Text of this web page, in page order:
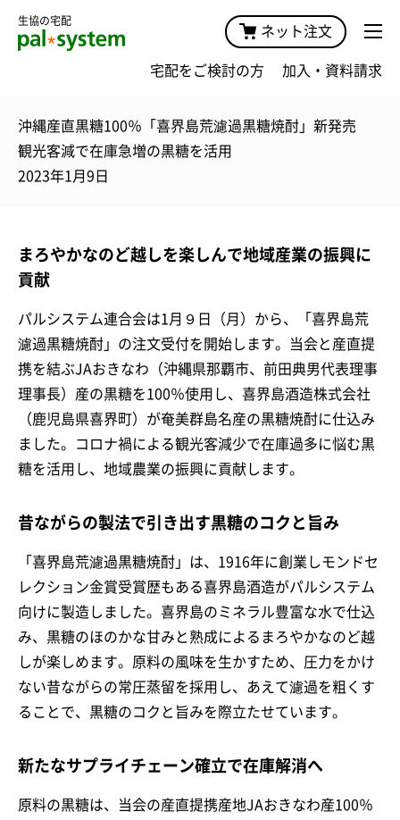
生協の宅配
ネット注文
宅配をご検討の方 加入・資料請求
沖縄産直黒糖100％「喜界島荒濾過黒糖焼酎」新発売
観光客減で在庫急増の黒糖を活用
2023年1月9日
まろやかなのど越しを楽しんで地域産業の振興に
貢献
パルシステム連合会は1月９日（月）から、「喜界島荒
濾過黒糖焼酎」の注文受付を開始します。当会と産直提
携を結ぶJAおきなわ（沖縄県那覇市、前田典男代表理事
理事長）産の黒糖を100％使用し、喜界島酒造株式会社
（鹿児島県喜界町）が奄美群島名産の黒糖焼酎に仕込み
ました。コロナ禍による観光客減少で在庫過多に悩む黒
糖を活用し、地域農業の振興に貢献します。
昔ながらの製法で引き出す黒糖のコクと旨み
「喜界島荒濾過黒糖焼酎」は、1916年に創業しモンドセ
レクション金賞受賞歴もある喜界島酒造がパルシステム
向けに製造しました。喜界島のミネラル豊富な水で仕込
み、黒糖のほのかな甘みと熟成によるまろやかなのど越
しが楽しめます。原料の風味を生かすため、圧力をかけ
ない昔ながらの常圧蒸留を採用し、あえて濾過を粗くす
ることで、黒糖のコクと旨みを際立たせています。
新たなサプライチェーン確立で在庫解消へ
原料の黒糖は、当会の産直提携産地JAおきなわ産100％